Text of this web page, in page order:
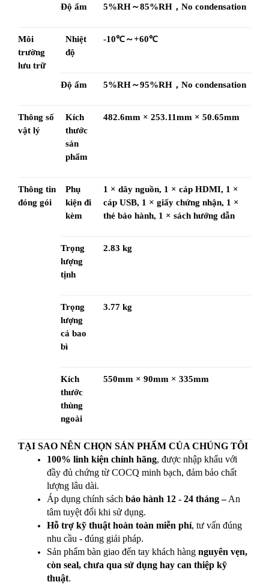
Độ ẩm 5%RH～85%RH，No condensation
Môi
trường
lưu trữ
Nhiệt
độ
-10℃～+60℃
Độ ẩm 5%RH～95%RH，No condensation
Thông số
vật lý
Kích
thước
sản
phẩm
482.6mm × 253.11mm × 50.65mm
Thông tin
đóng gói
Phụ
kiện đi
kèm
1 × dây nguồn, 1 × cáp HDMI, 1 ×
cáp USB, 1 × giấy chứng nhận, 1 ×
thẻ bảo hành, 1 × sách hướng dẫn
Trọng
lượng
tịnh
2.83 kg
Trọng
lượng
cả bao
bì
3.77 kg
Kích
thước
thùng
ngoài
550mm × 90mm × 335mm
TẠI SAO NÊN CHỌN SẢN PHẨM CỦA CHÚNG TÔI
100% linh kiện chính hãng, được nhập khẩu với
đầy đủ chứng từ COCQ minh bạch, đảm bảo chất
lượng lâu dài.
Áp dụng chính sách bảo hành 12 - 24 tháng – An
tâm tuyệt đối khi sử dụng.
Hỗ trợ kỹ thuật hoàn toàn miễn phí, tư vấn đúng
nhu cầu - đúng giải pháp.
Sản phẩm bàn giao đến tay khách hàng nguyên vẹn,
còn seal, chưa qua sử dụng hay can thiệp kỹ
thuật.